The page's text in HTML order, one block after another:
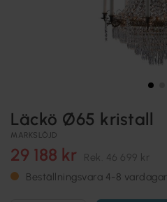
Läckö Ø65 kristall
MARKSLÖJD
29 188 kr Rek. 46 699 kr
Beställningsvara 4-8 vardagar